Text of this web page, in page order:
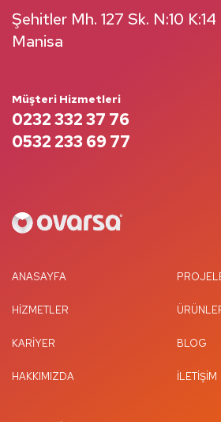
Şehitler Mh. 127 Sk. N:10
Manisa
Müşteri Hizmetleri
0232 332 37 76
0532 233 69 77
ANASAYFA
HIZMETLER
KARIYER BLOG
HAKKIMIZDA İLETIŞIM